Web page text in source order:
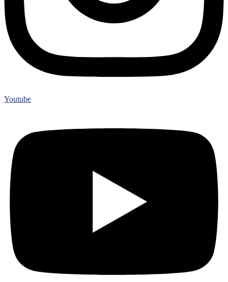
Youtube